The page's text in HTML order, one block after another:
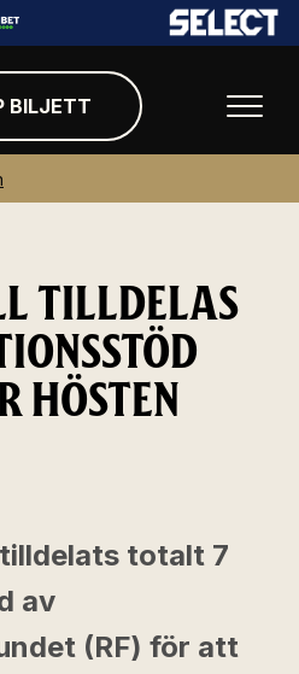
BILJETT
TILLDELAS
HÖSTEN
totalt 7
av
(RF) för att